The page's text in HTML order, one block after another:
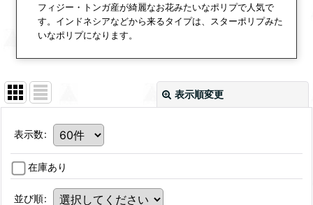
フィジー・トンガ産が綺麗なお花みたいなポリプで人気で
す。インドネシアなどから来るタイプは、スターポリプみた
いなポリプになります。
表示順変更
表示数:
在庫あり
並び順: